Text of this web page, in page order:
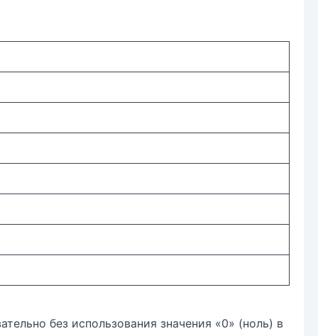
без использования значения «0» (ноль) в